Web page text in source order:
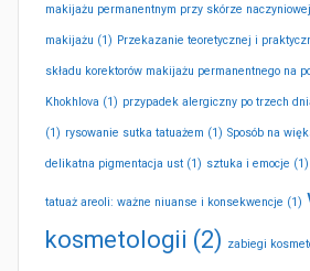
makijażu permanentnym przy skórze naczyniowej
makijażu (1) Przekazanie teoretycznej i
składu korektorów makijażu permanentnego na
Khokhlova (1) przypadek alergiczny po trzech
(1) rysowanie sutka tatuażem (1) Sposób na
delikatna pigmentacja ust (1) sztuka i emocje (1)
tatuaż areoli: ważne niuanse i konsekwencje (1)
kosmetologii (2) zabiegi